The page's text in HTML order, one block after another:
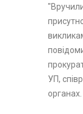
УП,
органах.